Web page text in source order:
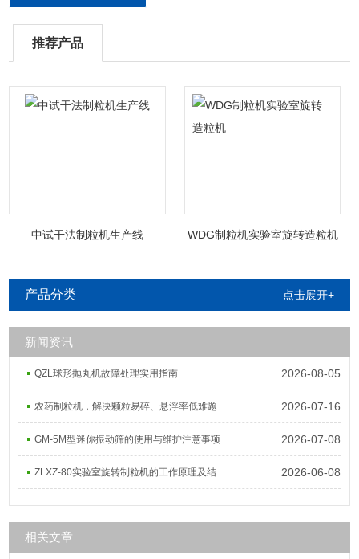
推荐产品
中试干法制粒机生产线 WDG制粒机实验室旋转造粒机
产品分类 点击展开+
新闻资讯
QZL球形抛丸机故障处理实用指南 2026-08-05
农药制粒机，解决颗粒易碎、悬浮率低难题 2026-07-16
GM-5M型迷你振动筛的使用与维护注意事项 2026-07-08
ZLXZ-80实验室旋转制粒机的工作原理及结构组成 2026-06-08
相关文章